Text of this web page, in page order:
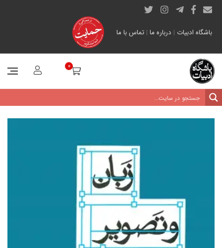
باشگاه ادبیات | درباره ما | تماس با ما
0